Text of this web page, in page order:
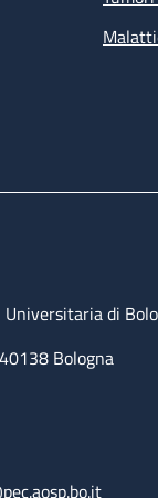
Universitaria di
Bologna